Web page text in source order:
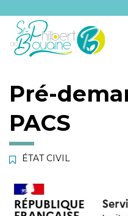
Aller
Aller
contenu
Aller
pied
Pré-
PACS
ÉTAT CIVIL